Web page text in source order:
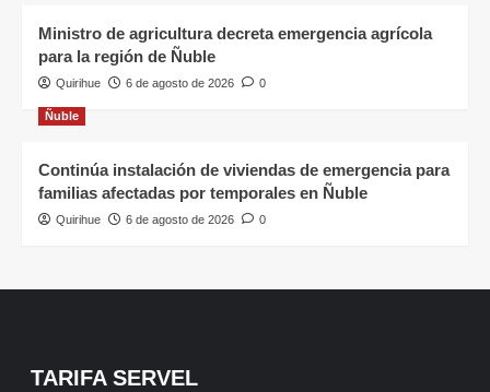
Ministro de agricultura decreta emergencia agrícola
para la región de Ñuble
Quirihue 6 de agosto de 2026 0
Ñuble
Continúa instalación de viviendas de emergencia para
familias afectadas por temporales en Ñuble
Quirihue 6 de agosto de 2026 0
TARIFA SERVEL